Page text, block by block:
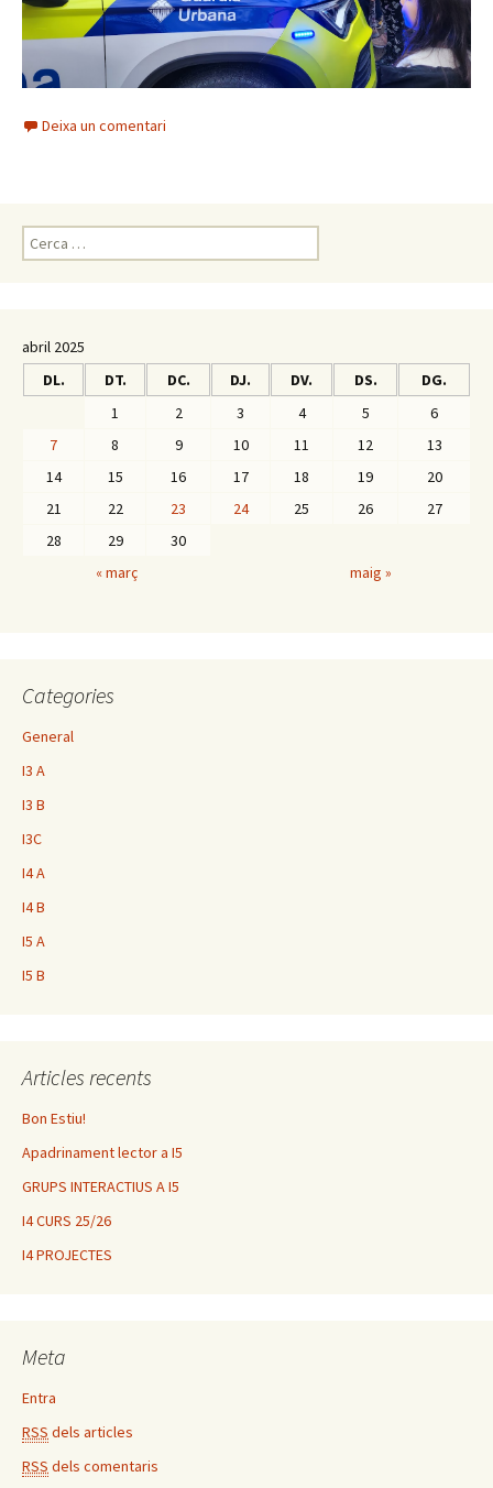
Deixa un comentari
e
:abril 2025
DL.
DT. DC. DJ. DV. DS. DG.
« març maig »
1 2 3 4 5
6
7
8 9 10 11 12
13
14
15 16 17 18 19
20
21
22 23 24 25 26
27
28
29 30
Categories
General
I3 A
I3 B
I3C
I4 A
I4 B
I5 A
I5 B
Articles recents
Bon Estiu!
Apadrinament lector a I5
GRUPS INTERACTIUS A I5
I4 CURS 25/26
I4 PROJECTES
Meta
Entra
RSS dels articles
RSS dels comentaris